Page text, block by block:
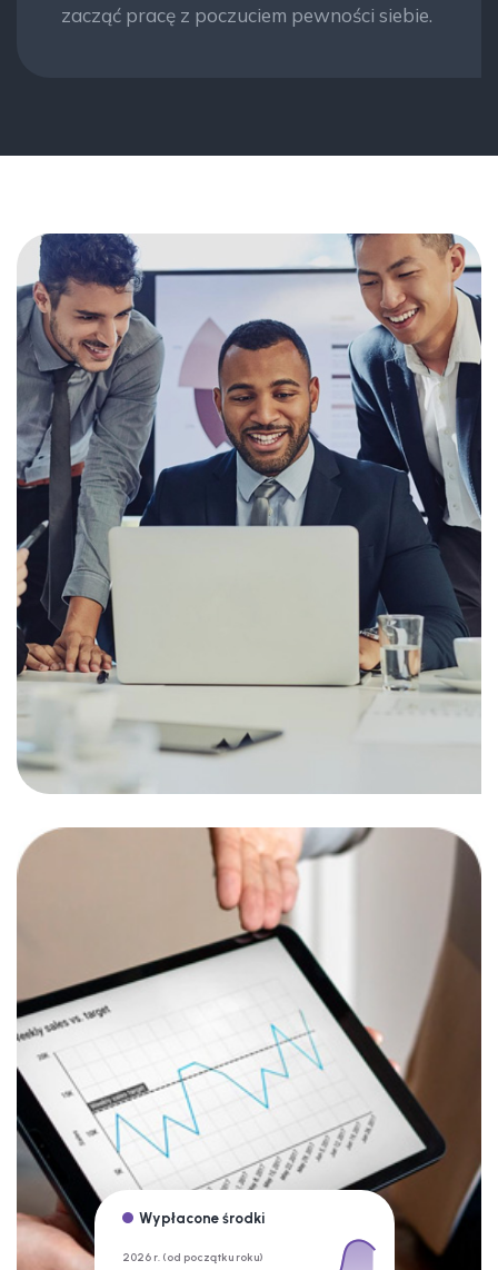
bez emocji.
Wypłacone środki
2026 r. (od początku roku)